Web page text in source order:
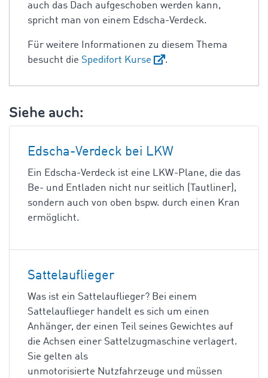
auch das Dach aufgeschoben werden kann,
spricht man von einem Edscha-Verdeck.
Für weitere Informationen zu diesem Thema
besucht die Spedifort Kurse .
Siehe auch:
Edscha-Verdeck bei LKW
Ein Edscha-Verdeck ist eine LKW-Plane, die das
Be- und Entladen nicht nur seitlich (Tautliner),
sondern auch von oben bspw. durch einen Kran
ermöglicht.
Sattelauflieger
Was ist ein Sattelauflieger? Bei einem
Sattelauflieger handelt es sich um einen
Anhänger, der einen Teil seines Gewichtes auf
die Achsen einer Sattelzugmaschine verlagert.
Sie gelten als
unmotorisierte Nutzfahrzeuge und müssen